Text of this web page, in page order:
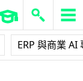
ERP 與商業 AI